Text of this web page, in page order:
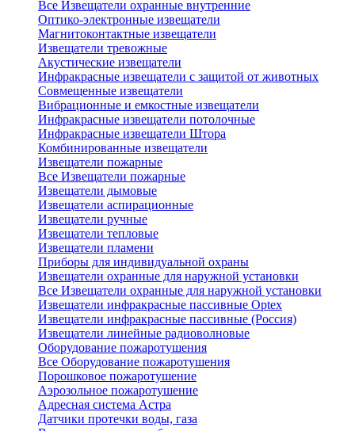
Все Извещатели охранные внутренние
Оптико-электронные извещатели
Магнитоконтактные извещатели
Извещатели тревожные
Акустические извещатели
Инфракрасные извещатели с защитой от животных
Совмещенные извещатели
Вибрационные и емкостные извещатели
Инфракрасные извещатели потолочные
Инфракрасные извещатели Штора
Комбинированные извещатели
Извещатели пожарные
Все Извещатели пожарные
Извещатели дымовые
Извещатели аспирационные
Извещатели ручные
Извещатели тепловые
Извещатели пламени
Приборы для индивидуальной охраны
Извещатели охранные для наружной установки
Все Извещатели охранные для наружной установки
Извещатели инфракрасные пассивные Optex
Извещатели инфракрасные пассивные (Россия)
Извещатели линейные радиоволновые
Оборудование пожаротушения
Все Оборудование пожаротушения
Порошковое пожаротушение
Аэрозольное пожаротушение
Адресная система Астра
Датчики протечки воды, газа